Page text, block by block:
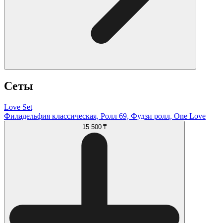
Сеты
Love Set
Филадельфия классическая, Ролл 69, Фудзи ролл, One Love
15 500 ₸